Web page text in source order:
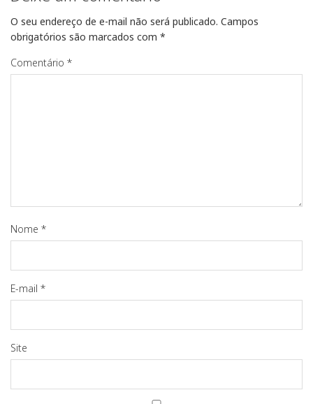
O seu endereço de e-mail não será publicado. Campos
obrigatórios são marcados com *
Comentário *
Nome *
E-mail *
Site